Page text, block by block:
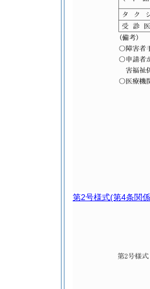
第2号様式(第4条関